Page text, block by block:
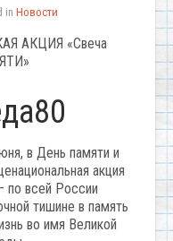
in Новости
АКЦИЯ «Свеча
в День памяти и
акция
по всей России
тишине в память
во имя Великой